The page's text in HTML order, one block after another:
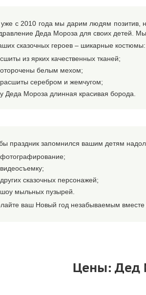
уже с 2010 года мы дарим людям позитив,
Деда Мороза для своих детей.
сказочных героев – шикарные костюмы:
сшиты из ярких качественных тканей;
оторочены белым мехом;
расшиты серебром и жемчугом;
у Деда Мороза длинная красивая борода.
праздник запомнился вашим детям
фотографирование;
видеосъемку;
других сказочных персонажей;
шоу мыльных пузырей.
ваш Новый год незабываемым вместе
Цены: Дед